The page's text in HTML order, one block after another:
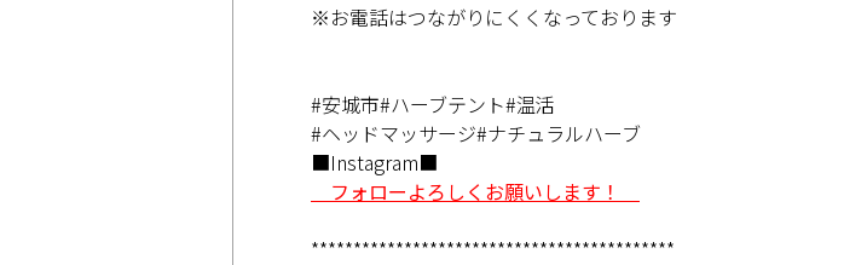
※お電話はつながりにくくなっております
#安城市#ハーブテント#温活
#ヘッドマッサージ#ナチュラルハーブ
■Instagram■
フォローよろしくお願いします！
*******************************************